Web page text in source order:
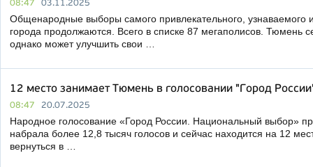
08:47 03.11.2025
Общенародные выборы самого привлекательного, узнаваемого
города продолжаются. Всего в списке 87 мегаполисов. Тюмень
однако может улучшить свои …
12 место занимает Тюмень в голосовании "Город
08:47 20.07.2025
Народное голосование «Город России. Национальный выбор»
набрала более 12,8 тысяч голосов и сейчас находится на 12
вернуться в …